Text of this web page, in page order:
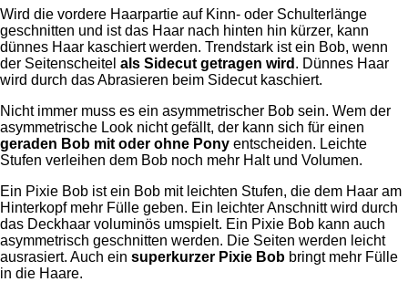
Wird die vordere Haarpartie auf Kinn- oder Schulterlänge
geschnitten und ist das Haar nach hinten hin kürzer, kann
dünnes Haar kaschiert werden. Trendstark ist ein Bob, wenn
der Seitenscheitel als Sidecut getragen wird . Dünnes Haar
wird durch das Abrasieren beim Sidecut kaschiert.
Nicht immer muss es ein asymmetrischer Bob sein. Wem der
asymmetrische Look nicht gefällt, der kann sich für einen
geraden Bob mit oder ohne Pony entscheiden. Leichte
Stufen verleihen dem Bob noch mehr Halt und Volumen.
Ein Pixie Bob ist ein Bob mit leichten Stufen, die dem Haar am
Hinterkopf mehr Fülle geben. Ein leichter Anschnitt wird durch
das Deckhaar voluminös umspielt. Ein Pixie Bob kann auch
asymmetrisch geschnitten werden. Die Seiten werden leicht
ausrasiert. Auch ein superkurzer Pixie Bob bringt mehr Fülle
in die Haare.